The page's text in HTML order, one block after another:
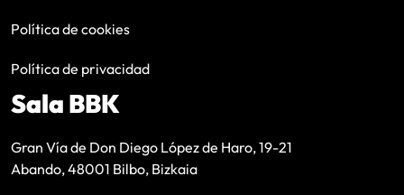
Política de cookies
Política de privacidad
Sala BBK
Gran Vía de Don Diego López de Haro, 19-21
Abando, 48001 Bilbo, Bizkaia